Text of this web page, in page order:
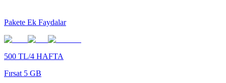
Pakete Ek Faydalar
500 TL/4 HAFTA
Fırsat 5 GB